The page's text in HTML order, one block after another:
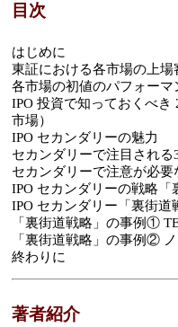
目次
はじめに
東証における各市場の上場
各市場の初値のパフォーマ
IPO 投資で知っておくべき
市場）
IPO セカンダリーの魅力
セカンダリーで注目される
セカンダリーで注意が必要
IPO セカンダリーの戦略「
IPO セカンダリー「裏街道
「裏街道戦略」の事例①
「裏街道戦略」の事例②
終わりに
著者紹介